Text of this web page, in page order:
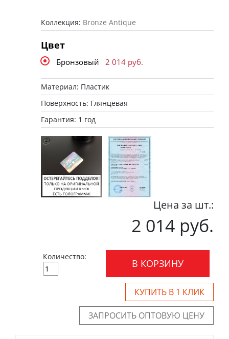
Коллекция: Bronze Antique
Цвет
Бронзовый 2 014 руб.
Материал: Пластик
Поверхность: Глянцевая
Гарантия: 1 год
Цена за шт.:
2 014 руб.
Количество:
В КОРЗИНУ
КУПИТЬ В 1 КЛИК
ЗАПРОСИТЬ ОПТОВУЮ ЦЕНУ